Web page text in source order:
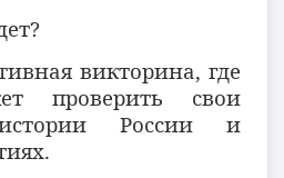
викторина, где
проверить свои
России и